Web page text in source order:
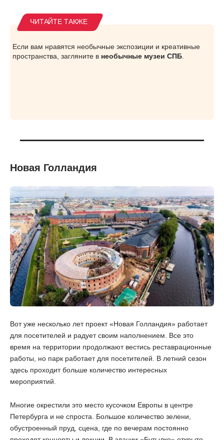
Если вам нравятся необычные экспозиции и креативные
пространства, загляните в необычные музеи СПБ
Новая Голландия
Вот уже несколько лет проект «Новая Голландия» работает
для посетителей и радует своим наполнением. Все это
время на территории продолжают вестись реставрационные
работы, но парк работает для посетителей. В летний сезон
здесь проходит больше количество интересных
мероприятий.
Многие окрестили это место кусочком Европы в центре
Петербурга и не спроста. Большое количество зелени,
обустроенный пруд, сцена, где по вечерам постоянно